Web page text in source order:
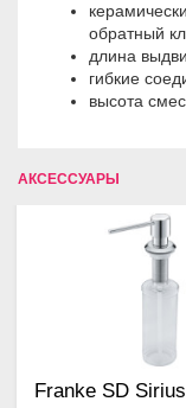
обратный
длина
гибкие
высота
АКСЕССУАРЫ
Franke SD